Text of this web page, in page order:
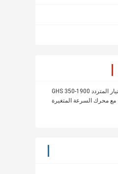
مضخات الفراغ التيار المتردد GHS 350-1900